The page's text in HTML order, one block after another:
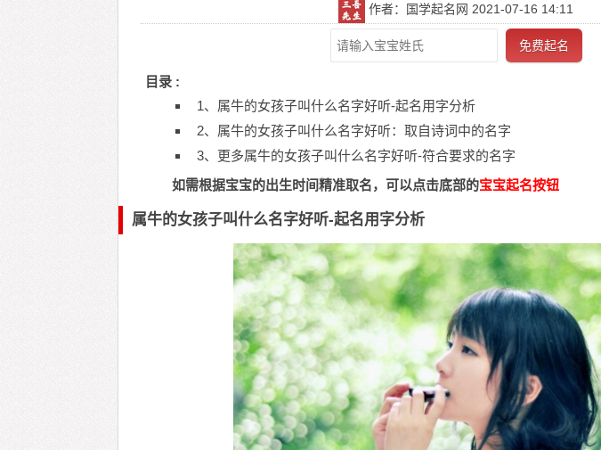
作者：国学起名网 2021-07-16 14:11
免费起名
目录 :
1、属牛的女孩子叫什么名字好听-起名用字分析
2、属牛的女孩子叫什么名字好听：取自诗词中的名字
3、更多属牛的女孩子叫什么名字好听-符合要求的名字
如需根据宝宝的出生时间精准取名，可以点击底部的宝宝起名按钮
属牛的女孩子叫什么名字好听-起名用字分析